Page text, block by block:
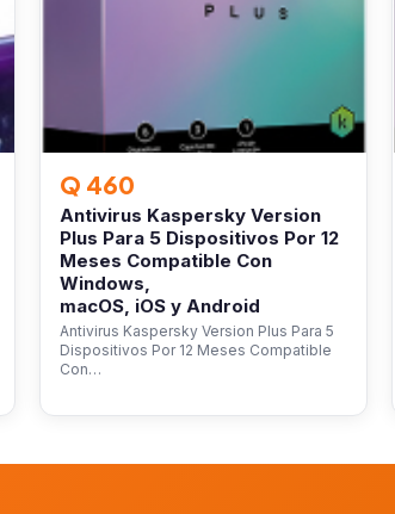
Q 460
Antivirus Kaspersky Version
Plus Para 5 Dispositivos Por 12
Meses Compatible Con
Windows,
macOS, iOS y Android
Antivirus Kaspersky Version Plus Para 5
Dispositivos Por 12 Meses Compatible
Con…